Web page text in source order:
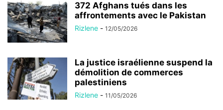
372 Afghans tués dans les
affrontements avec le Pakistan
Rizlene - 12/05/2026
La justice israélienne suspend la
démolition de commerces
palestiniens
Rizlene - 11/05/2026